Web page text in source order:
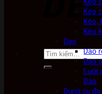
Tìm
Kéo
Kéo,
Kéo
Dao
Dao
Dao
Lưỡi
Dao
Dụng cụ